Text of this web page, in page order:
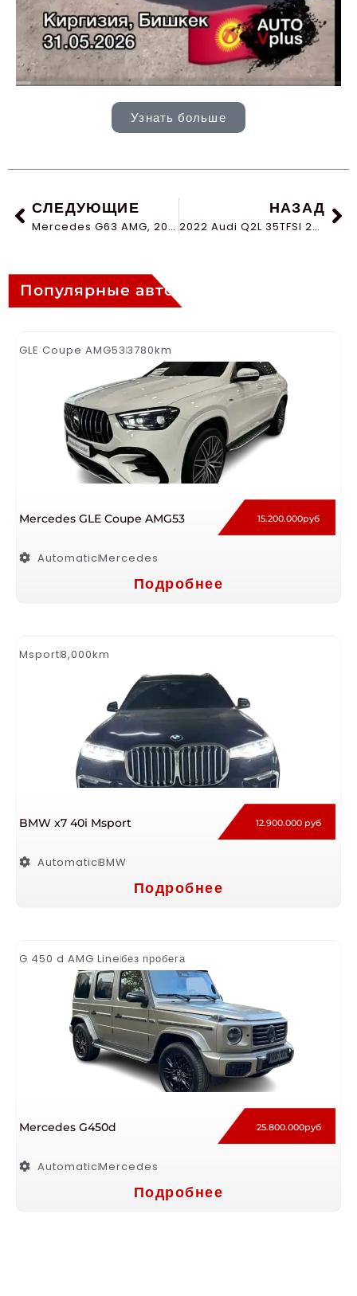
Узнать больше
СЛЕДУЮЩИЕ
Mercedes G63 AMG, 2026, A22, Night2, зимний пакет
НАЗАД
2022 Audi Q2L 35TFSI 24700km
Популярные авто
GLE Coupe AMG53 3780km
Mercedes GLE Coupe AMG53 15.200.000руб
AutomaticMercedes
Подробнее
Msport8,000km
BMW x7 40i Msport 12.900.000 руб
AutomaticBMW
Подробнее
G 450 d AMG Lineбез пробега
Mercedes G450d 25.800.000руб
AutomaticMercedes
Подробнее